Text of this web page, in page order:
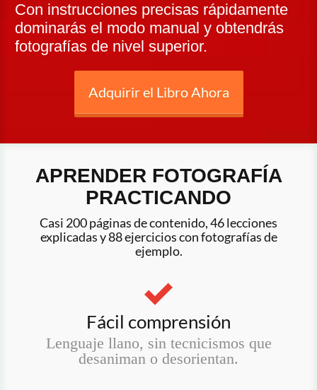
Con instrucciones precisas rápidamente
dominarás el modo manual y obtendrás
fotografías de nivel superior.​
Adquirir el Libro Ahora
APRENDER FOTOGRAFÍA
PRACTICANDO
Casi 200 páginas de contenido, 46 lecciones
explicadas y 88 ejercicios con fotografías de
ejemplo.
Fácil comprensión
Lenguaje llano, sin tecnicismos que
desaniman o desorientan.